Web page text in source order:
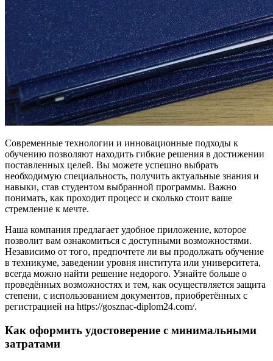
Современные технологии и инновационные подходы к
обучению позволяют находить гибкие решения в достижении
поставленных целей. Вы можете успешно выбрать
необходимую специальность, получить актуальные знания и
навыки, став студентом выбранной программы. Важно
понимать, как проходит процесс и сколько стоит ваше
стремление к мечте.
Наша компания предлагает удобное приложение, которое
позволит вам ознакомиться с доступными возможностями.
Независимо от того, предпочтете ли вы продолжать обучение
в техникуме, заведении уровня института или университета,
всегда можно найти решение недорого. Узнайте больше о
проведённых возможностях и тем, как осуществляется защита
степени, с использованием документов, приобретённых с
регистрацией на https://gosznac-diplom24.com/.
Как оформить удостоверение с минимальными
затратами